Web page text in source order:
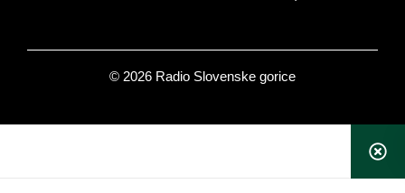
© 2026 Radio Slovenske gorice